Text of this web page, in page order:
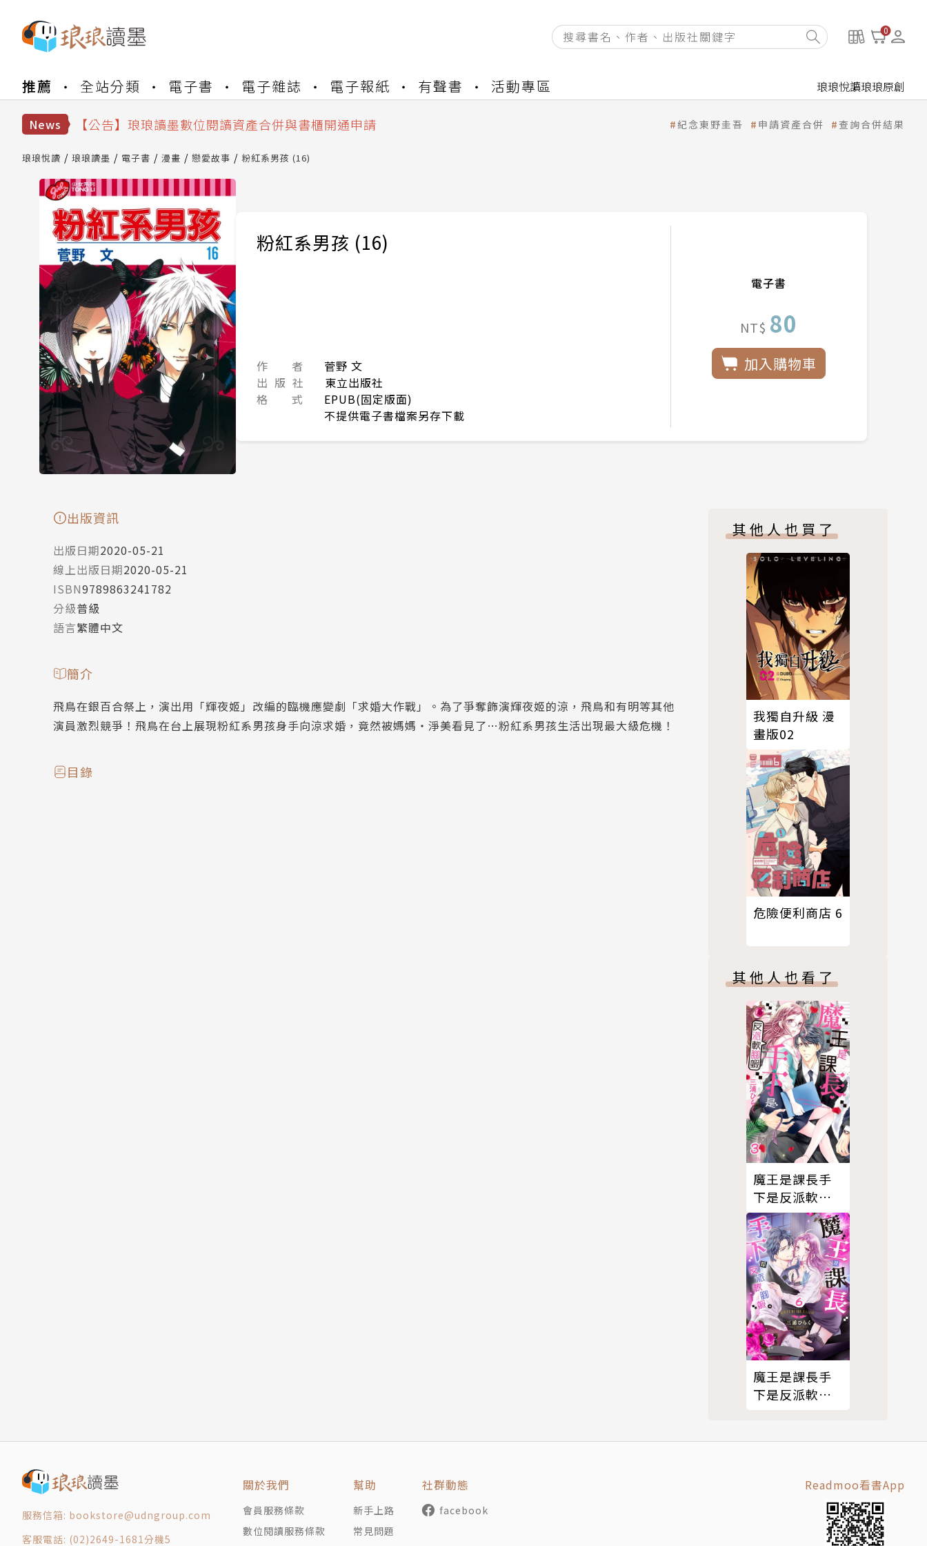
0
推薦 全站分類 電子書 電子雜誌 電子報紙 有聲書 活動專區 琅琅悅讀琅琅原創
News
【公告】琅琅書店服務升級重要說明及資產合併結果查詢
【公告】琅琅讀墨數位閱讀資產合併與書櫃開通申請
【公告】琅琅讀墨 3 分鐘完成書櫃開通與資產合併申請圖文教學
【公告】琅琅書店服務升級重要說明及資產合併結果查詢
【公告】因 Readmoo 讀墨系統維護中，本站同步暫停部分閱讀服務
紀念東野圭吾 申請資產合併 查詢合併結果
琅琅悅讀 琅琅讀墨 電子書 漫畫 戀愛故事 粉紅系男孩 (16)
粉紅系男孩 (16)
作 者
菅野 文
出 版 社
東立出版社
格 式
EPUB(固定版面)
不提供電子書檔案另存下載
電子書
NT$ 80
加入購物車
出版資訊
出版日期2020-05-21
線上出版日期2020-05-21
ISBN9789863241782
分級普級
語言繁體中文
簡介
飛鳥在銀百合祭上，演出用「輝夜姬」改編的臨機應變劇「求婚大作戰」。為了爭奪飾演輝夜姬的涼，飛鳥和有明等其他
演員激烈競爭！飛鳥在台上展現粉紅系男孩身手向涼求婚，竟然被媽媽‧淨美看見了…粉紅系男孩生活出現最大級危機！
目錄
其他人也買了
我獨自升級 漫
畫版02
危險便利商店 6
其他人也看了
魔王是課長手
下是反派軟腳
蝦。 3
魔王是課長手
下是反派軟腳
服務信箱: bookstore@udngroup.com
客服電話: (02)2649-1681分機5
關於我們
會員服務條款
數位閱讀服務條款
幫助
新手上路
常見問題
社群動態
facebook
Readmoo看書App